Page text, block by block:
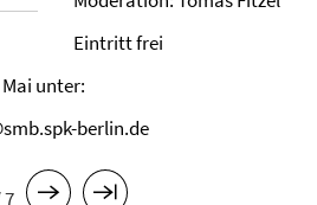
Eintritt frei
unter:
berlin.de
7